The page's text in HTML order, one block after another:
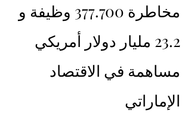
مخاطرة 377.700 وظيفة و
23.2 مليار دولار أمريكي
مساهمة في الاقتصاد
الإماراتي